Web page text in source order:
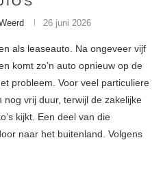
26 juni 2026
als leaseauto. Na ongeveer vijf
komt zo’n auto opnieuw op de
probleem. Voor veel particuliere
nog vrij duur, terwijl de zakelijke
kijkt. Een deel van die
naar het buitenland. Volgens